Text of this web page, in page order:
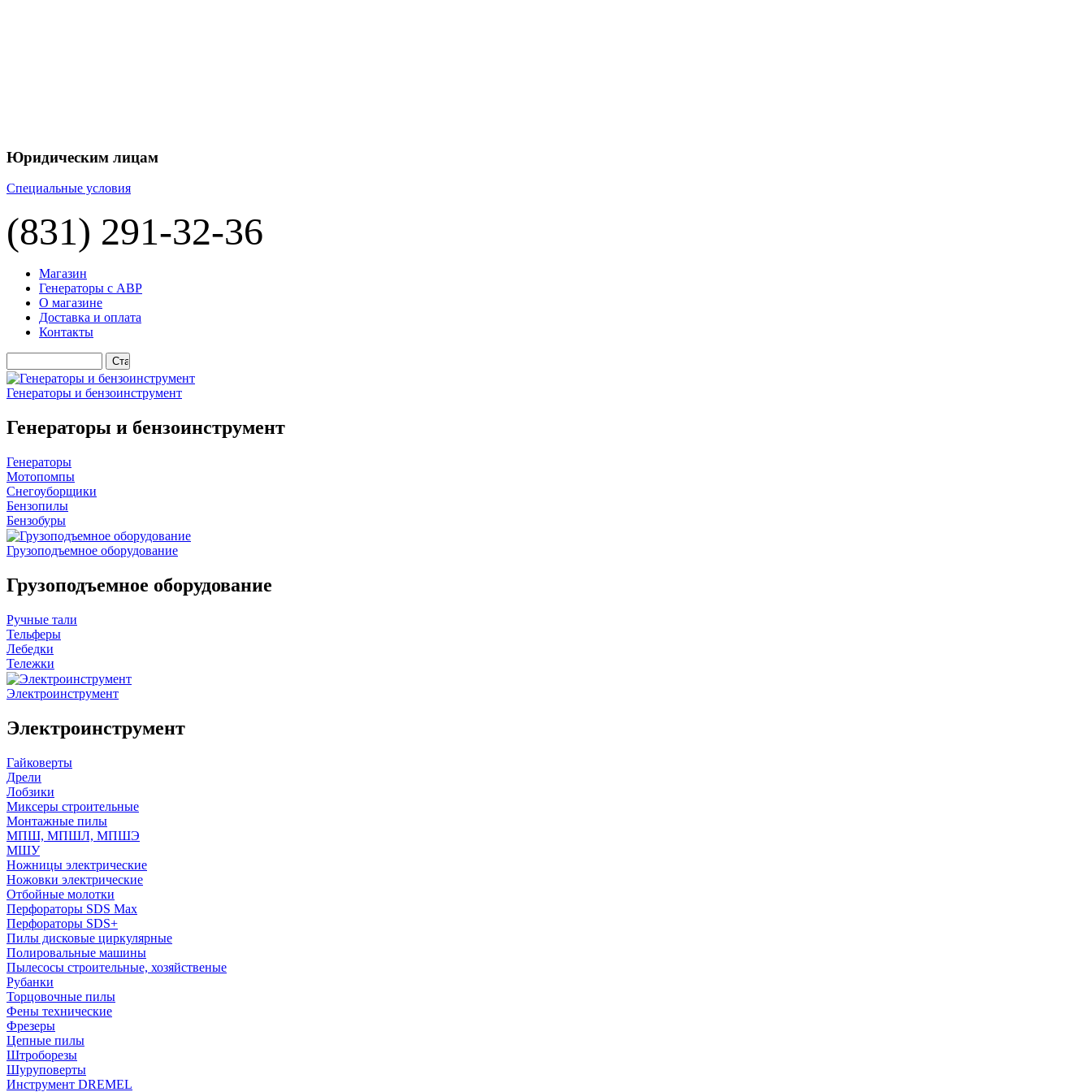
Юридическим лицам
Специальные условия
(831) 291-32-36
Магазин
Генераторы с АВР
О магазине
Доставка и оплата
Контакты
Генераторы и бензоинструмент
Генераторы и бензоинструмент
Генераторы
Мотопомпы
Снегоуборщики
Бензопилы
Бензобуры
Грузоподъемное оборудование
Грузоподъемное оборудование
Ручные тали
Тельферы
Лебедки
Тележки
Электроинструмент
Электроинструмент
Гайковерты
Дрели
Лобзики
Миксеры строительные
Монтажные пилы
МПШ, МПШЛ, МПШЭ
МШУ
Ножницы электрические
Ножовки электрические
Отбойные молотки
Перфораторы SDS Max
Перфораторы SDS+
Пилы дисковые циркулярные
Полировальные машины
Пылесосы строительные, хозяйственые
Рубанки
Торцовочные пилы
Фены технические
Фрезеры
Цепные пилы
Штроборезы
Шуруповерты
Инструмент DREMEL